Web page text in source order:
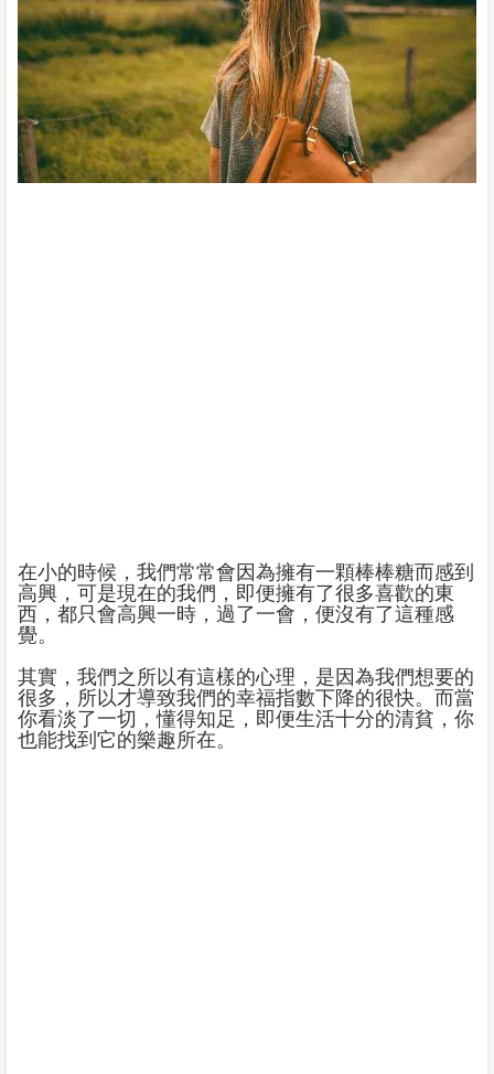
在小的時候，我們常常會因為擁有一顆棒棒糖而感到
高興，可是現在的我們，即便擁有了很多喜歡的東
西，都只會高興一時，過了一會，便沒有了這種感
覺。
其實，我們之所以有這樣的心理，是因為我們想要的
很多，所以才導致我們的幸福指數下降的很快。而當
你看淡了一切，懂得知足，即便生活十分的清貧，你
也能找到它的樂趣所在。